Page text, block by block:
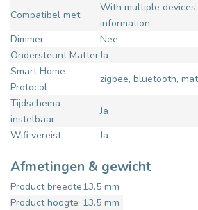
Compatibel met
With multiple
information
Dimmer
Nee
Ondersteunt MatterJa
Smart Home
Protocol
zigbee, bluetooth,
Tijdschema
instelbaar
Ja
Wifi vereist
Ja
Afmetingen & gewicht
Product breedte13.5 mm
Product hoogte 13.5 mm